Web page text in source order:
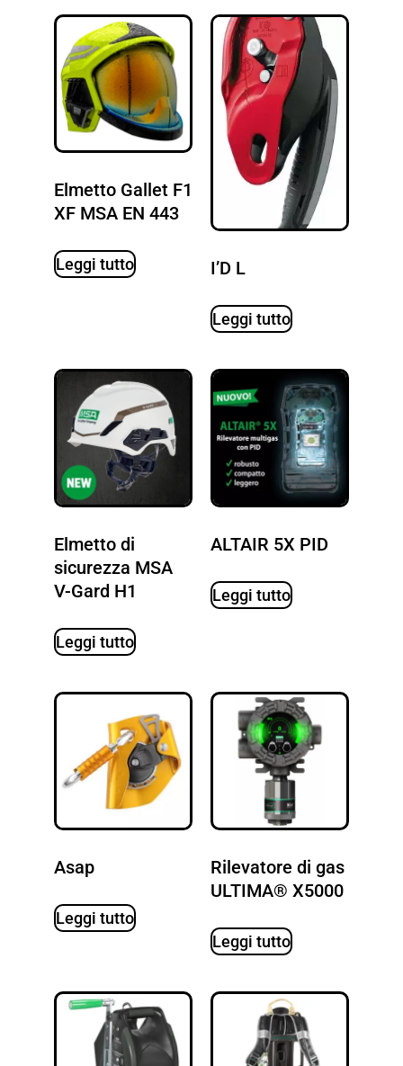
Elmetto Gallet F1
XF MSA EN 443
Leggi tutto I’D L
Leggi tutto
Elmetto di
sicurezza MSA
V-Gard H1
Leggi tutto
ALTAIR 5X PID
Leggi tutto
Asap
Leggi tutto
Rilevatore di gas
ULTIMA® X5000
Leggi tutto